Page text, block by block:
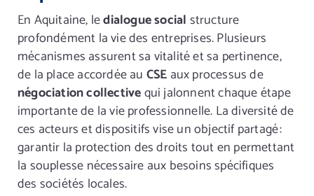
En Aquitaine, ledialogue social structure
profondément la vie des entreprises. Plusieurs
mécanismes assurent sa vitalité et sa pertinence,
de la place accordée au CSE aux processus de
négociation collectivequi jalonnent chaque étape
importante de la vie professionnelle. La diversité de
ces acteurs et dispositifs vise un objectif partagé :
garantir la protection des droits tout en permettant
la souplesse nécessaire aux besoins spécifiques
des sociétés locales.